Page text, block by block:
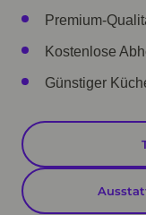
Premium-
Kostenlose
Günstiger